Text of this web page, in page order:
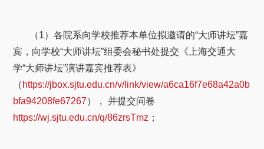
（1）各院系向学校推荐本单位拟邀请的“大师讲坛”嘉
宾，向学校“大师讲坛”组委会秘书处提交《上海交通大
学“大师讲坛”演讲嘉宾推荐表》
（ https://jbox.sjtu.edu.cn/v/link/view/a6ca16f7e68a42a0b
bfa94208fe67267）， 并提交问卷
https://wj.sjtu.edu.cn/q/86zrsTmz ；